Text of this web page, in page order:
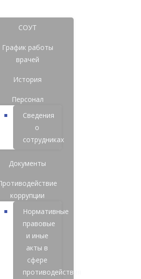
СОУТ
График работы
врачей
История
Персонал
Сведения
о
сотрудниках
Документы
коррупции
Нормативные
правовые
и иные
акты в
сфере
противодействия